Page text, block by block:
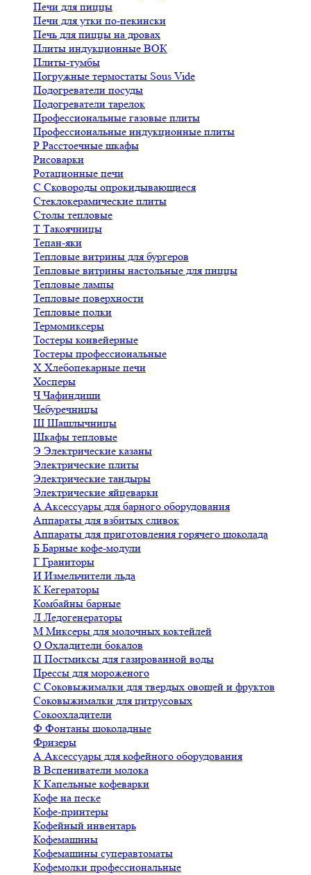
Печи для пиццы
Печи для утки по-пекински
Печь для пиццы на дровах
Плиты индукционные ВОК
Плиты-тумбы
Погружные термостаты Sous Vide
Подогреватели посуды
Подогреватели тарелок
Профессиональные газовые плиты
Профессиональные индукционные плиты
Р Расстоечные шкафы
Рисоварки
Ротационные печи
С Сковороды опрокидывающиеся
Стеклокерамические плиты
Столы тепловые
Т Такоячницы
Тепан-яки
Тепловые витрины для бургеров
Тепловые витрины настольные для пиццы
Тепловые лампы
Тепловые поверхности
Тепловые полки
Термомиксеры
Тостеры конвейерные
Тостеры профессиональные
Х Хлебопекарные печи
Хосперы
ЧЧафиндиши
Чебуречницы
Ш Шашлычницы
Шкафы тепловые
Э Электрические казаны
Электрические плиты
Электрические тандыры
Электрические яйцеварки
А Аксессуары для барного оборудования
Аппараты для взбитых сливок
Аппараты для приготовления горячего шоколада
Б Барные кофе-модули
Г Граниторы
И Измельчители льда
К Кегераторы
Комбайны барные
Л Ледогенераторы
М Миксеры для молочных коктейлей
О Охладители бокалов
П Постмиксы для газированной воды
Прессы для мороженого
С Соковыжималки для твердых овощей и фруктов
Соковыжималки для цитрусовых
Сокоохладители
Ф Фонтаны шоколадные
Фризеры
А Аксессуары для кофейного оборудования
В Вспениватели молока
К Капельные кофеварки
Кофе на песке
Кофе-принтеры
Кофейный инвентарь
Кофемашины
Кофемашины суперавтоматы
Кофемолки профессиональные